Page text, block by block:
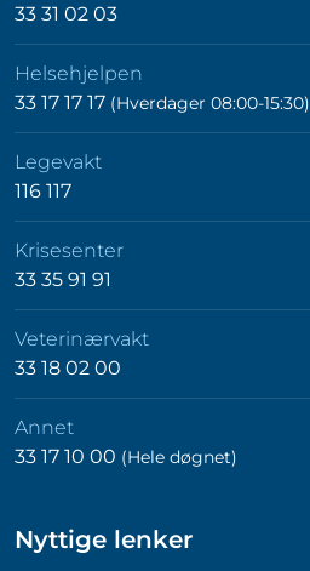
33 31 02 03
Helsehjelpen
33 17 17 17 (Hverdager 08:00-15:30)
Legevakt
116 117
Krisesenter
33 35 91 91
Veterinærvakt
33 18 02 00
Annet
33 17 10 00 (Hele døgnet)
Nyttige lenker